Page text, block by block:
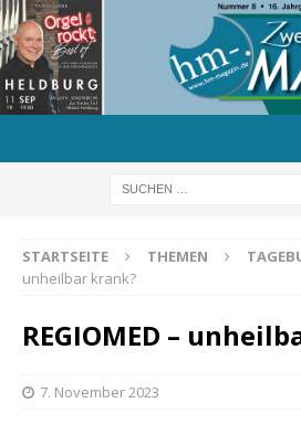
STARTSEITE THEMEN
unheilbar krank?
REGIOMED –
7. November 2023